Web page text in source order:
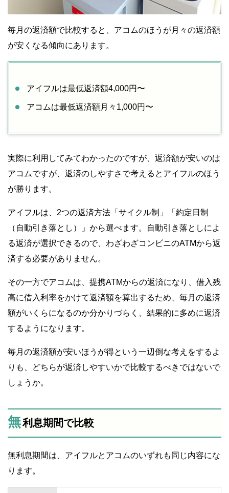
毎月の返済額で比較すると、アコムのほうが月々の返済額
が安くなる傾向にあります。
アイフルは最低返済額4,000円〜
アコムは最低返済額月々1,000円〜
実際に利用してみてわかったのですが、返済額が安いのは
アコムですが、返済のしやすさで考えるとアイフルのほう
が勝ります。
アイフルは、2つの返済方法「サイクル制」「約定日制
（自動引き落とし）」から選べます。自動引き落としによ
る返済が選択できるので、わざわざコンビニのATMから返
済する必要がありません。
その一方でアコムは、提携ATMからの返済になり、借入残
高に借入利率をかけて返済額を算出するため、毎月の返済
額がいくらになるのか分かりづらく、結果的に多めに返済
するようになります。
毎月の返済額が安いほうが得という一辺倒な考えをするよ
りも、どちらが返済しやすいかで比較するべきではないで
しょうか。
無利息期間で比較
無利息期間は、アイフルとアコムのいずれも同じ内容にな
ります。